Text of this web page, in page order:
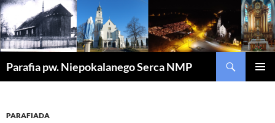
Parafia pw. Niepokalanego Serca NMP
PARAFIADA